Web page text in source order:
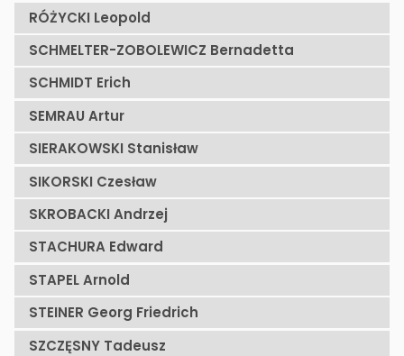
RÓŻYCKI Leopold
SCHMELTER-ZOBOLEWICZ Bernadetta
SCHMIDT Erich
SEMRAU Artur
SIERAKOWSKI Stanisław
SIKORSKI Czesław
SKROBACKI Andrzej
STACHURA Edward
STAPEL Arnold
STEINER Georg Friedrich
SZCZĘSNY Tadeusz